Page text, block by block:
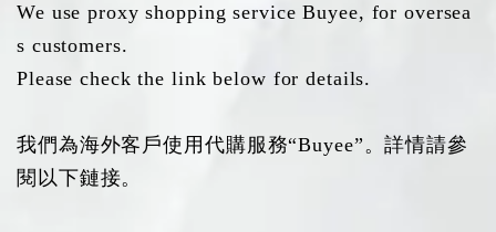
We use proxy shopping service Buyee, for oversea
s customers.
Please check the link below for details.
我們為海外客戶使用代購服務“Buyee”。詳情請參
閱以下鏈接。